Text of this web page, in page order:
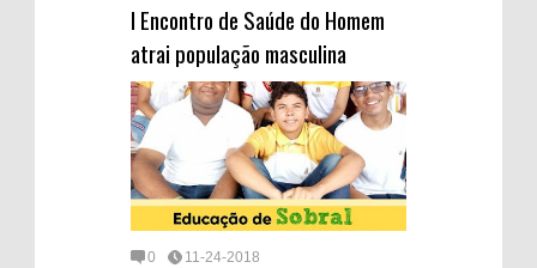
I Encontro de Saúde do Homem
atrai população masculina
0 11-24-2018